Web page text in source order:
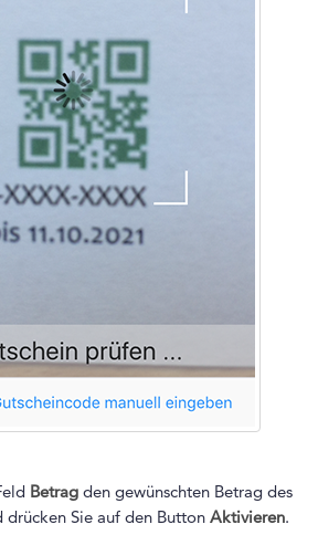
Betrag den gewünschten Betrag des
drücken Sie auf den Button Aktivieren.